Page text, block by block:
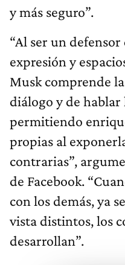
y más seguro”.
“Al ser un
expresión y
Musk comprende
diálogo y de hablar
permitiendo
propias al
contrarias”,
de Facebook.
con los demás, ya
vista distintos, los
desarrollan”.